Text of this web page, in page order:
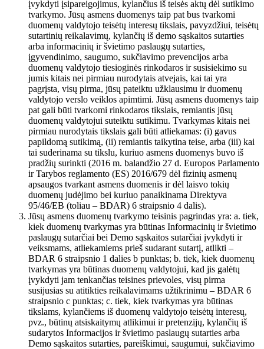
įvykdyti įsipareigojimus, kylančius iš teisės aktų dėl sutikimo
tvarkymo. Jūsų asmens duomenys taip pat bus tvarkomi
duomenų valdytojo teisėtų interesų tikslais, pavyzdžiui, teisėtų
sutartinių reikalavimų, kylančių iš demo sąskaitos sutarties
arba informacinių ir švietimo paslaugų sutarties,
įgyvendinimo, saugumo, sukčiavimo prevencijos arba
duomenų valdytojo tiesioginės rinkodaros ir susisiekimo su
jumis kitais nei pirmiau nurodytais atvejais, kai tai yra
pagrįsta, visų pirma, jūsų pateiktu užklausimu ir duomenų
valdytojo verslo veiklos apimtimi. Jūsų asmens duomenys taip
pat gali būti tvarkomi rinkodaros tikslais, remiantis jūsų
duomenų valdytojui suteiktu sutikimu. Tvarkymas kitais nei
pirmiau nurodytais tikslais gali būti atliekamas: (i) gavus
papildomą sutikimą, (ii) remiantis taikytina teise, arba (iii) kai
tai suderinama su tikslu, kuriuo asmens duomenys buvo iš
pradžių surinkti (2016 m. balandžio 27 d. Europos Parlamento
ir Tarybos reglamento (ES) 2016/679 dėl fizinių asmenų
apsaugos tvarkant asmens duomenis ir dėl laisvo tokių
duomenų judėjimo bei kuriuo panaikinama Direktyva
95/46/EB (toliau – BDAR) 6 straipsnio 4 dalis).
Jūsų asmens duomenų tvarkymo teisinis pagrindas yra: a. tiek,
kiek duomenų tvarkymas yra būtinas Informacinių ir švietimo
paslaugų sutarčiai bei Demo sąskaitos sutarčiai įvykdyti ir
veiksmams, atliekamiems prieš sudarant sutartį, atlikti –
BDAR 6 straipsnio 1 dalies b punktas; b. tiek, kiek duomenų
tvarkymas yra būtinas duomenų valdytojui, kad jis galėtų
įvykdyti jam tenkančias teisines prievoles, visų pirma
susijusias su atitikties reikalavimams užtikrinimu – BDAR 6
straipsnio c punktas; c. tiek, kiek tvarkymas yra būtinas
tikslams, kylančiems iš duomenų valdytojo teisėtų interesų,
pvz., būtinų atsiskaitymų atlikimui ir pretenzijų, kylančių iš
sudarytos Informacijos ir švietimo paslaugų sutarties arba
Demo sąskaitos sutarties, pareiškimui, saugumui, sukčiavimo